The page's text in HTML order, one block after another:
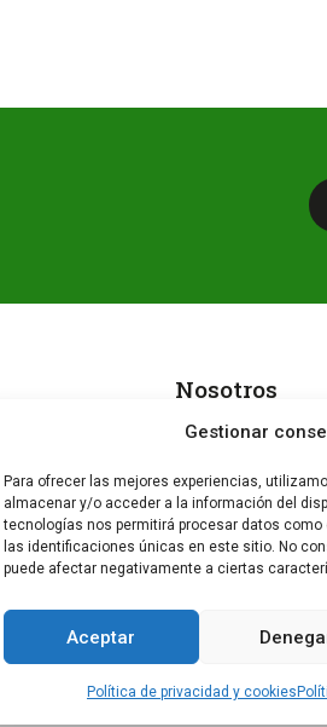
Gestionar
Para ofrecer las mejores experiencias,
almacenar y/o acceder a la información del
tecnologías nos permitirá procesar datos
las identificaciones únicas en este sitio. No
puede afectar negativamente a ciertas
Aceptar
Política de privacidad y cookies
Nosotros
¿Por qué Alfer?
Contacto